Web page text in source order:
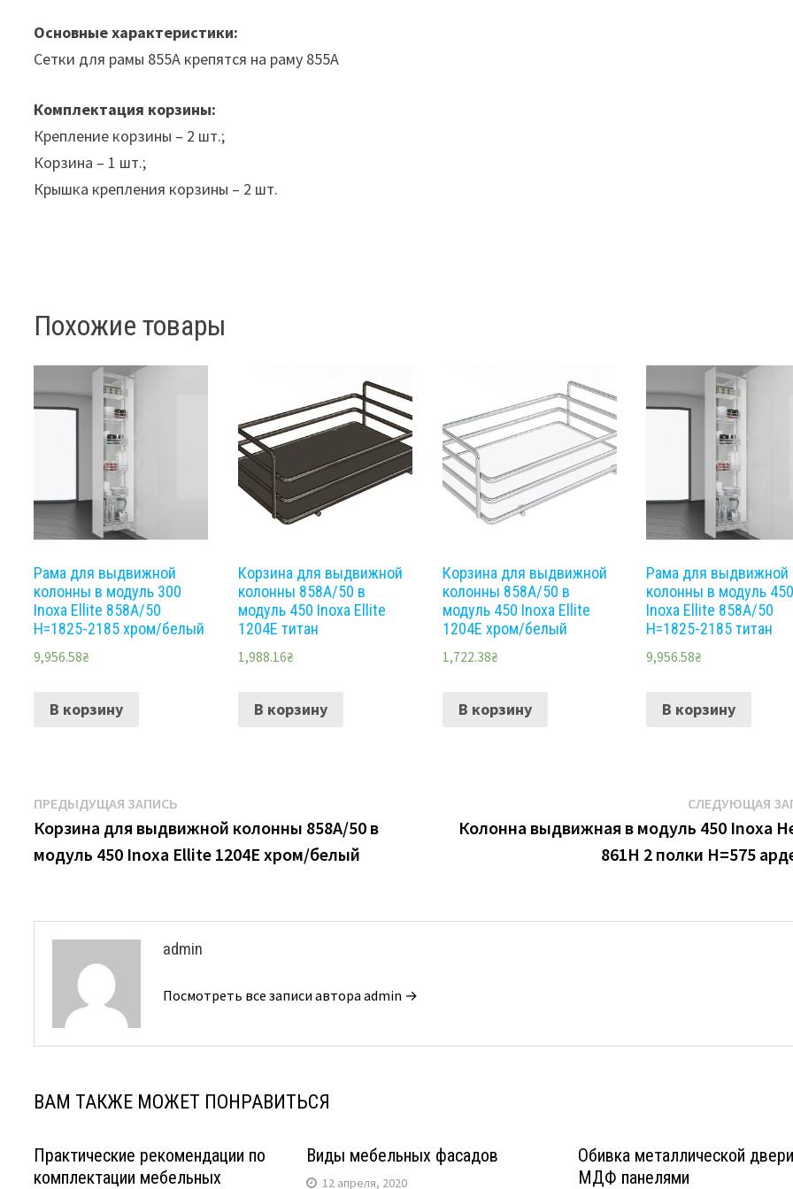
Основные характеристики:
Сетки для рамы 855А крепятся на раму 855A
Комплектация корзины:
Крепление корзины – 2 шт.;
Корзина – 1 шт.;
Крышка крепления корзины – 2 шт.
Похожие товары
Рама для выдвижной
колонны в модуль 300
Inoxa Ellite 858A/50
H=1825-2185 хром/белый
9,956.58₴
В корзину
Корзина для выдвижной
колонны 858A/50 в
модуль 450 Inoxa Ellite
1204E титан
1,988.16₴
В корзину
Корзина для выдвижной
колонны 858A/50 в
модуль 450 Inoxa Ellite
1204E хром/белый
1,722.38₴
В корзину
Рама для выдвижной
колонны в модуль
Inoxa Ellite 858A/50
H=1825-2185 титан
9,956.58₴
В корзину
Навигация
по
записям
ПРЕДЫДУЩАЯ ЗАПИСЬ
запись:
Корзина для выдвижной колонны 858A/50 в
модуль 450 Inoxa Ellite 1204E хром/белый
СЛЕДУЮЩАЯ
Колонна выдвижная в модуль 450 Inoxa
861H 2 полки H=575
admin
Посмотреть все записи автора admin →
ВАМ ТАКЖЕ МОЖЕТ ПОНРАВИТЬСЯ
Практические рекомендации по
комплектации мебельных
Виды мебельных фасадов
12 апреля, 2020
Обивка металлической
МДФ панелями